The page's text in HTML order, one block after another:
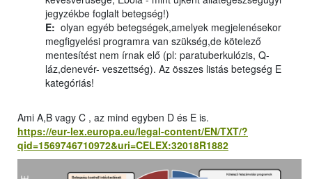
jegyzékbe foglalt betegség!)
E: olyan egyéb betegségek,amelyek megjelenésekor
megfigyelési programra van szükség,de kötelező
mentesítést nem írnak elő (pl: paratuberkulózis, Q-
láz,denevér- veszettség). Az összes listás betegség E
kategóriás!
Ami A,B vagy C , az mind egyben D és E is.
https://eur-lex.europa.eu/legal-content/EN/TXT/?
qid=1569746710972&uri=CELEX:32018R1882